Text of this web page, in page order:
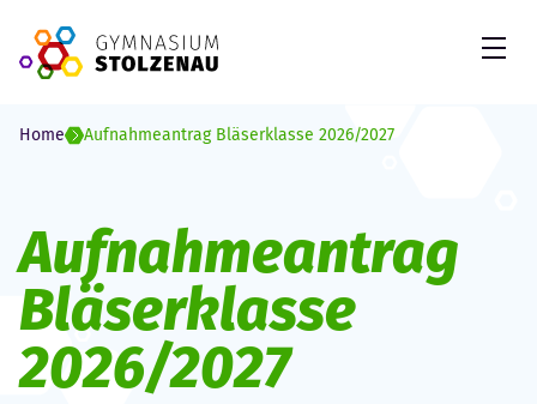
Home Aufnahmeantrag Bläserklasse 2026/2027
Aufnahmeantrag
Bläserklasse
2026/2027